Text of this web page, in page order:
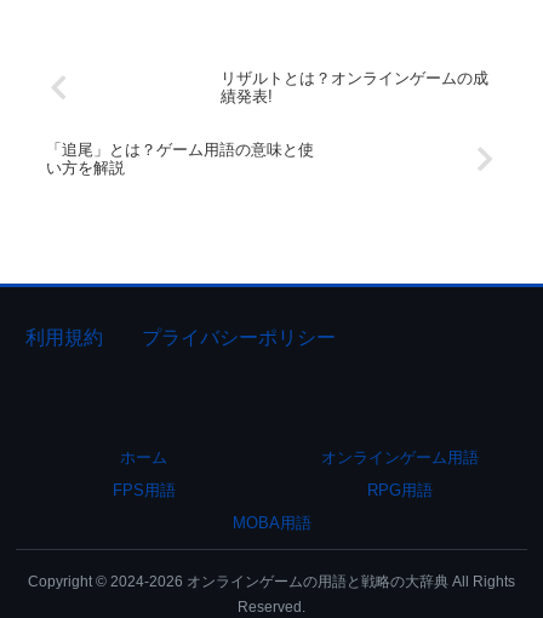
リザルトとは？オンラインゲームの成
績発表!
「追尾」とは？ゲーム用語の意味と使
い方を解説
利用規約 プライバシーポリシー
ホーム
オンラインゲーム用語
FPS用語
RPG用語
MOBA用語
Copyright © 2024-2026 オンラインゲームの用語と戦略の大辞典 All Rights
Reserved.